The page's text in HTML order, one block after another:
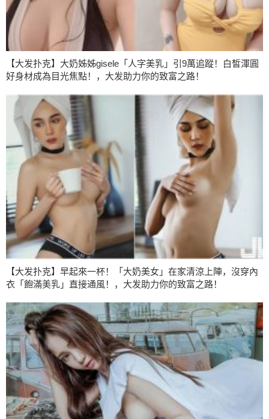
【大发扑克】大奶姊姊gisele「人字美乳」引9萬追蹤！白皙渾圓
好身材成為目光焦點！，大发助力你的致富之路！
【大发扑克】早起來一杯！「大奶美女」在家清涼上陣，沒穿內
衣「飽滿美乳」直接通風！，大发助力你的致富之路！